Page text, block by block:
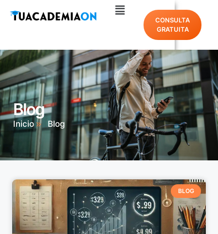
CONSULTA
GRATUITA
Blog
Inicio Blog
BLOG